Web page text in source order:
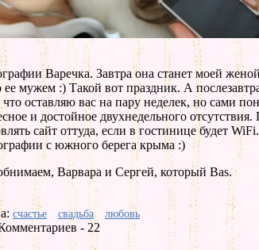
Варечка. Завтра она станет моей
ее мужем :) Такой вот праздник. А
оставляю вас на пару неделек, но сами
и достойное двухнедельного отсутствия.
сайт оттуда, если в гостинице будет
с южного берега крыма :)
Варвара и Сергей, который Bas.
счастье свадьба
любовь
- 22